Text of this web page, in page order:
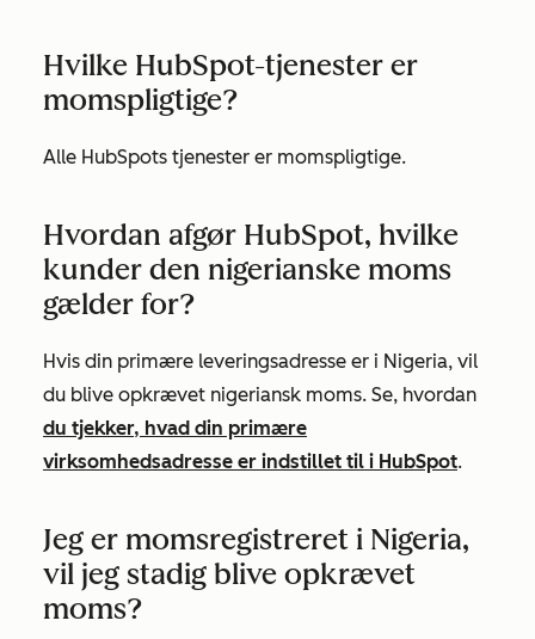
Hvilke HubSpot-tjenester er
momspligtige?
Alle HubSpots tjenester er momspligtige.
Hvordan afgør HubSpot, hvilke
kunder den nigerianske moms
gælder for?
Hvis din primære leveringsadresse er i Nigeria, vil
du blive opkrævet nigeriansk moms. Se, hvordan
du tjekker, hvad din primære
virksomhedsadresse er indstillet til i HubSpot.
Jeg er momsregistreret i Nigeria,
vil jeg stadig blive opkrævet
moms?